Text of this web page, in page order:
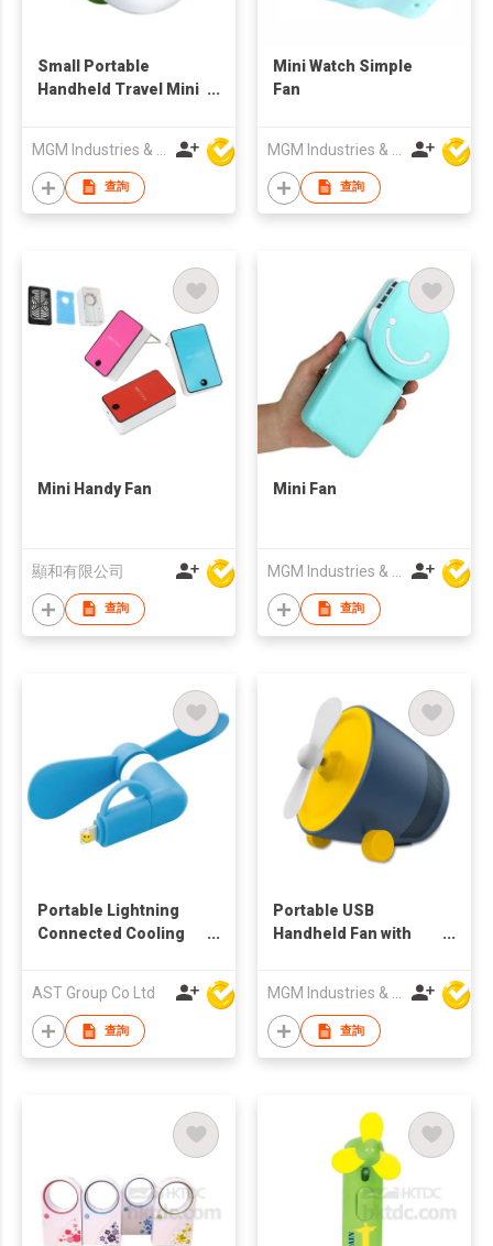
Small Portable
Handheld Travel Mini
查詢
Mini Watch Simple
Fan
查詢
Mini Handy Fan
顯和有限公司
查詢
Mini Fan
查詢
Portable Lightning
Connected Cooling
AST Group Co Ltd
查詢
Portable USB
Handheld Fan with
查詢